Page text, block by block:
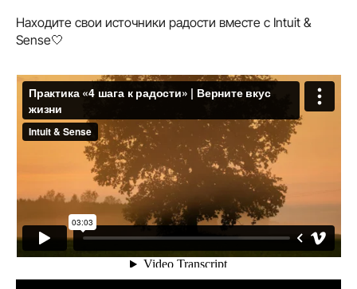
Находите свои источники радости вместе с Intuit &
Sense🤍